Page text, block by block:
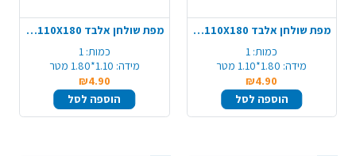
מפת שולחן אלבד 110X180 - בורדו
כמות: 1
מידה: 1.80*1.10 מטר
₪4.90
הוספה לסל
מפת שולחן אלבד 110X180 - כחול כהה
כמות: 1
מידה: 1.10*1.80 מטר
₪4.90
הוספה לסל